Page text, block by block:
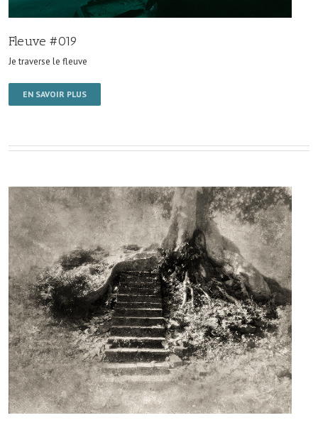
Fleuve #019
Je traverse le fleuve
EN SAVOIR PLUS